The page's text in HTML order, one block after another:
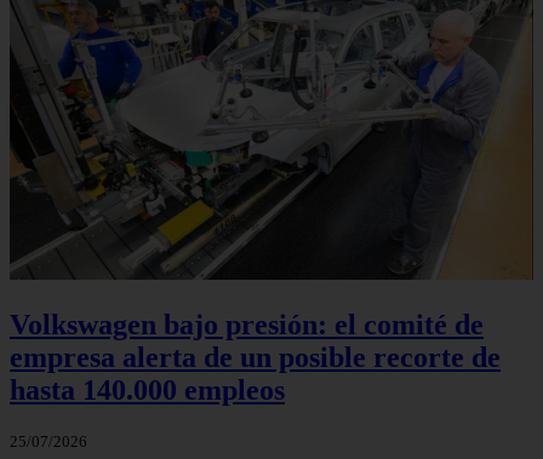
Volkswagen bajo presión: el comité de
empresa alerta de un posible recorte de
hasta 140.000 empleos
25/07/2026